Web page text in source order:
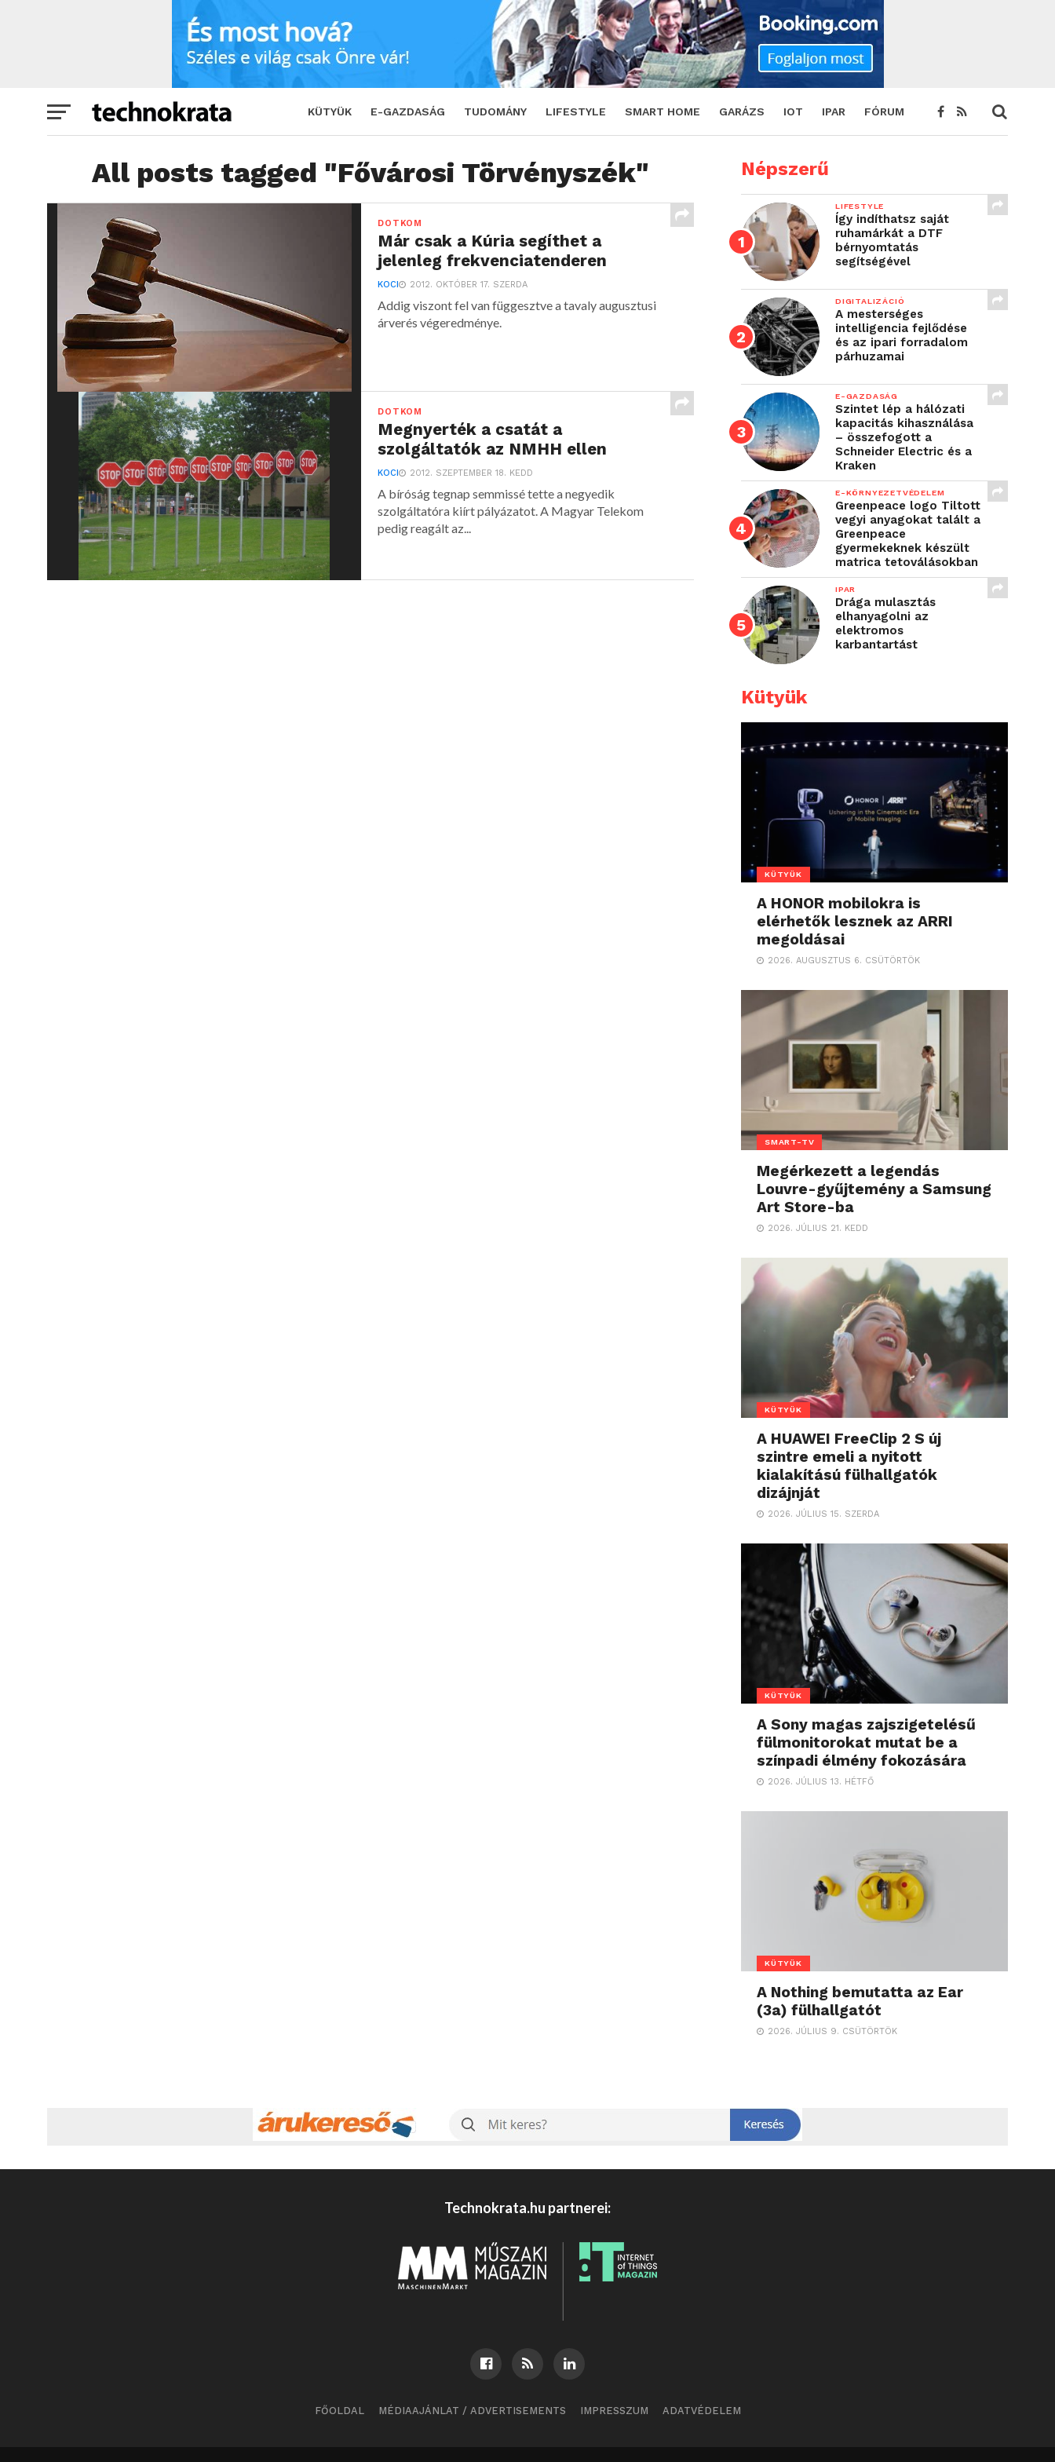
KÜTYÜK E-GAZDASÁG TUDOMÁNY LIFESTYLE SMART HOME GARÁZS IOT IPAR FÓRUM
All posts tagged "Fővárosi Törvényszék"
DOTKOM
Már csak a Kúria segíthet a
jelenleg frekvenciatenderen
KOCI 2012. OKTÓBER 17. SZERDA
Addig viszont fel van függesztve a tavaly augusztusi
árverés végeredménye.
DOTKOM
Megnyerték a csatát a
szolgáltatók az NMHH ellen
KOCI 2012. SZEPTEMBER 18. KEDD
A bíróság tegnap semmissé tette a negyedik
szolgáltatóra kiírt pályázatot. A Magyar Telekom
pedig reagált az...
Népszerű
LIFESTYLE
Így indíthatsz saját
ruhamárkát a DTF
bérnyomtatás
segítségével
DIGITALIZÁCIÓ
A mesterséges
intelligencia fejlődése
és az ipari forradalom
párhuzamai
E-GAZDASÁG
Szintet lép a hálózati
kapacitás kihasználása
– összefogott a
Schneider Electric és a
Kraken
E-KÖRNYEZETVÉDELEM
Greenpeace logo Tiltott
vegyi anyagokat talált a
Greenpeace
gyermekeknek készült
matrica tetoválásokban
IPAR
Drága mulasztás
elhanyagolni az
elektromos
karbantartást
Kütyük
KÜTYÜK
A HONOR mobilokra is
elérhetők lesznek az ARRI
megoldásai
2026. AUGUSZTUS 6. CSÜTÖRTÖK
SMART-TV
Megérkezett a legendás
Louvre-gyűjtemény a Samsung
Art Store-ba
2026. JÚLIUS 21. KEDD
KÜTYÜK
A HUAWEI FreeClip 2 S új
szintre emeli a nyitott
kialakítású fülhallgatók
dizájnját
2026. JÚLIUS 15. SZERDA
KÜTYÜK
A Sony magas zajszigetelésű
fülmonitorokat mutat be a
színpadi élmény fokozására
2026. JÚLIUS 13. HÉTFŐ
KÜTYÜK
A Nothing bemutatta az Ear
(3a) fülhallgatót
2026. JÚLIUS 9. CSÜTÖRTÖK
Technokrata.hu partnerei:
FŐOLDAL MÉDIAAJÁNLAT / ADVERTISEMENTS IMPRESSZUM ADATVÉDELEM